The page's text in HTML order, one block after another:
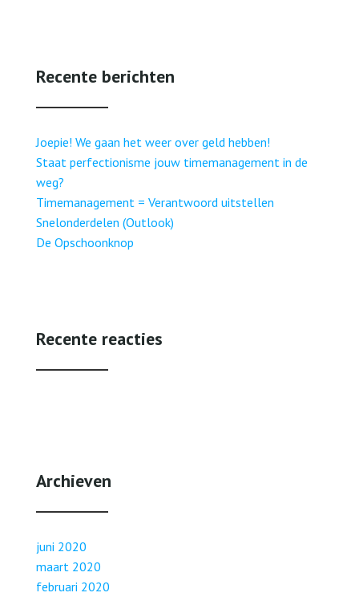
Recente berichten
Joepie! We gaan het weer over geld hebben!
Staat perfectionisme jouw timemanagement in de
weg?
Timemanagement = Verantwoord uitstellen
Snelonderdelen (Outlook)
De Opschoonknop
Recente reacties
Archieven
juni 2020
maart 2020
februari 2020